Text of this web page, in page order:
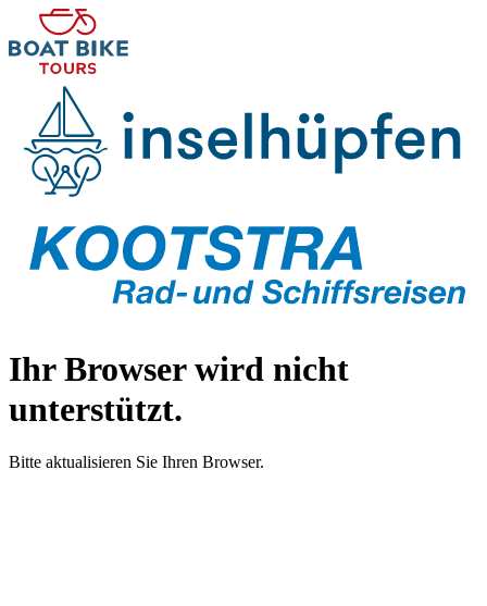
Ihr Browser wird nicht
unterstützt.
Bitte aktualisieren Sie Ihren Browser.